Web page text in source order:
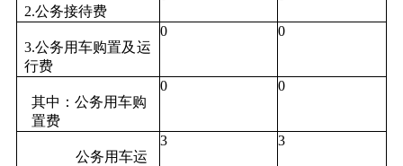
2.公务接待费
3.公务用车购置及运
行费
0 0
其中：公务用车购
置费
0 0
公务用车运
3 3